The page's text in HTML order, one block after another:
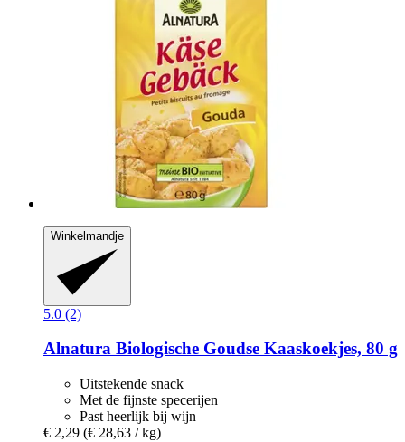
Winkelmandje
5.0 (2)
Alnatura Biologische Goudse Kaaskoekjes, 80 g
Uitstekende snack
Met de fijnste specerijen
Past heerlijk bij wijn
€ 2,29 (€ 28,63 / kg)